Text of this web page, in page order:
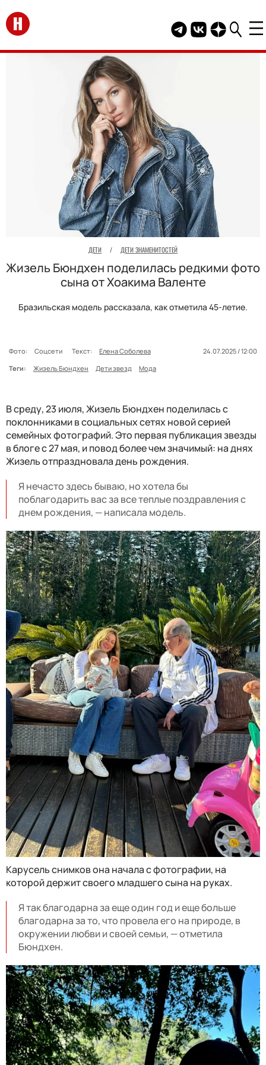
Перейти на главную
Telegram канал
Группа HELLO
Канал
ДЕТИ / ДЕТИ ЗНАМЕНИТОСТЕЙ
Жизель Бюндхен поделилась редкими фото
сына от Хоакима Валенте
Бразильская модель рассказала, как отметила 45-летие.
Фото: Соцсети Текст: Елена Соболева
24.07.2025 / 12:00
Теги:
Жизель Бюндхен Дети звезд Мода
В среду, 23 июля, Жизель Бюндхен поделилась с
поклонниками в социальных сетях новой серией
семейных фотографий. Это первая публикация звезды
в блоге с 27 мая, и повод более чем значимый: на днях
Жизель отпраздновала день рождения.
Я нечасто здесь бываю, но хотела бы
поблагодарить вас за все теплые поздравления с
днем рождения, — написала модель.
Карусель снимков она начала с фотографии, на
которой держит своего младшего сына на руках.
Я так благодарна за еще один год и еще больше
благодарна за то, что провела его на природе, в
окружении любви и своей семьи, — отметила
Бюндхен.